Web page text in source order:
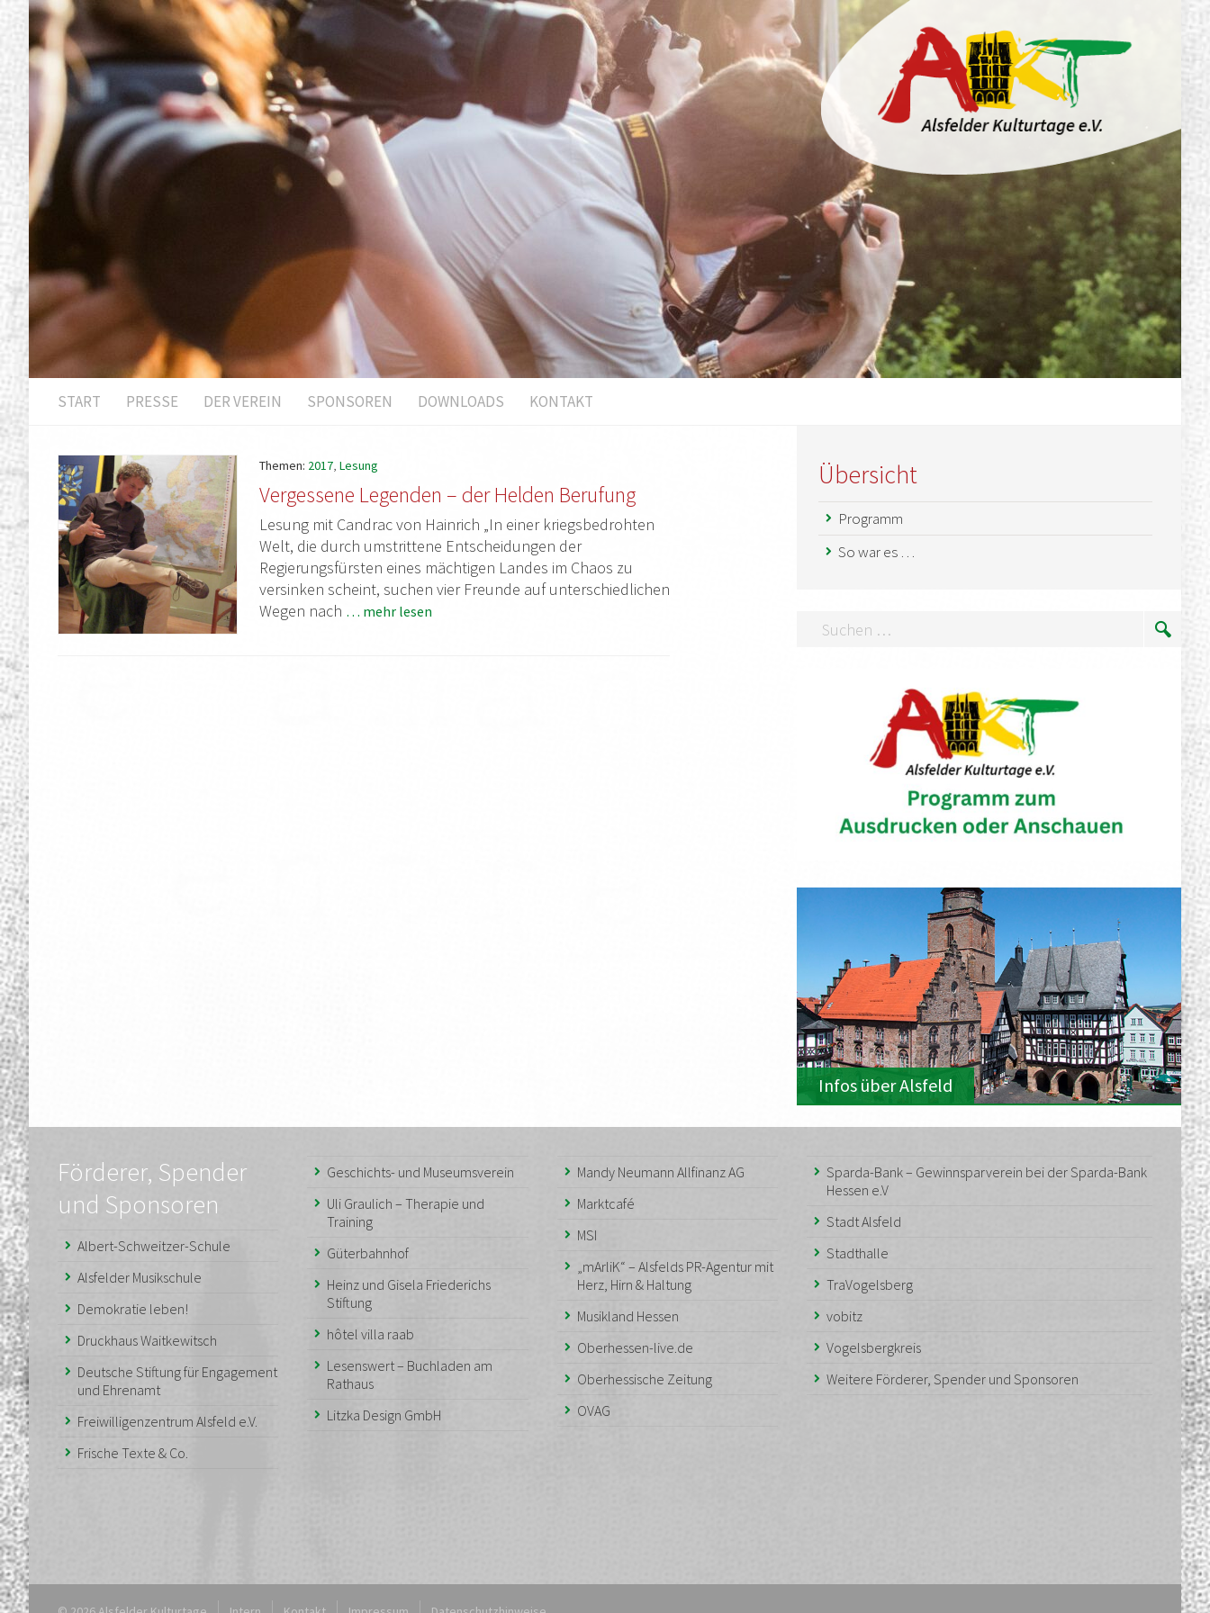
START PRESSE DER VEREIN SPONSOREN DOWNLOADS KONTAKT
Themen: 2017, Lesung
Vergessene Legenden – der Helden Berufung
Lesung mit Candrac von Hainrich „In einer kriegsbedrohten
Welt, die durch umstrittene Entscheidungen der
Regierungsfürsten eines mächtigen Landes im Chaos zu
versinken scheint, suchen vier Freunde auf unterschiedlichen
Wegen nach … mehr lesen
Übersicht
Programm
So war es …
Suchen
Infos über Alsfeld
Förderer, Spender
und Sponsoren
Albert-Schweitzer-Schule
Alsfelder Musikschule
Demokratie leben!
Druckhaus Waitkewitsch
Deutsche Stiftung für Engagement
und Ehrenamt
Freiwilligenzentrum Alsfeld e.V.
Frische Texte & Co.
Geschichts- und Museumsverein
Uli Graulich – Therapie und
Training
Güterbahnhof
Heinz und Gisela Friederichs
Stiftung
hôtel villa raab
Lesenswert – Buchladen am
Rathaus
Litzka Design GmbH
Mandy Neumann Allfinanz AG
Marktcafé
MSI
„mArliK“ – Alsfelds PR-Agentur mit
Herz, Hirn & Haltung
Musikland Hessen
Oberhessen-live.de
Oberhessische Zeitung
OVAG
Sparda-Bank – Gewinnsparverein bei der Sparda-Bank
Hessen e.V
Stadt Alsfeld
Stadthalle
TraVogelsberg
vobitz
Vogelsbergkreis
Weitere Förderer, Spender und Sponsoren